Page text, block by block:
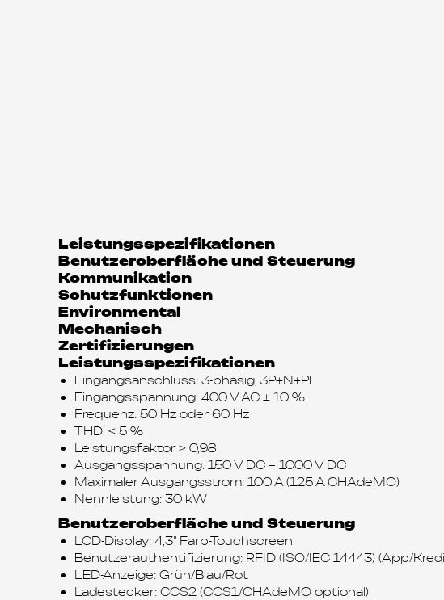
Leistungsspezifikationen
Benutzeroberfläche und Steuerung
Kommunikation
Schutzfunktionen
Environmental
Mechanisch
Zertifizierungen
Leistungsspezifikationen
Eingangsanschluss: 3-phasig, 3P+N+PE
Eingangsspannung: 400 V AC ± 10 %
Frequenz: 50 Hz oder 60 Hz
THDi ≤ 5 %
Leistungsfaktor ≥ 0,98
Ausgangsspannung: 150 V DC – 1000 V DC
Maximaler Ausgangsstrom: 100 A (125 A CHAdeMO)
Nennleistung: 30 kW
Benutzeroberfläche und Steuerung
LCD-Display: 4,3" Farb-Touchscreen
Benutzerauthentifizierung: RFID (ISO/IEC 14443) (App/
LED-Anzeige: Grün/Blau/Rot
Ladestecker: CCS2 (CCS1/CHAdeMO optional)